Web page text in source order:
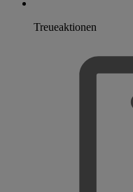
Treueaktionen